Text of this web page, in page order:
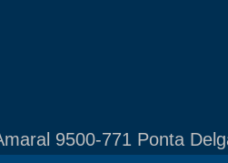
9500-771 Ponta